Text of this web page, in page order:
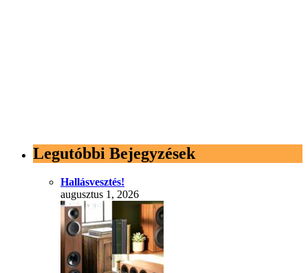
Legutóbbi Bejegyzések
Hallásvesztés!
augusztus 1, 2026